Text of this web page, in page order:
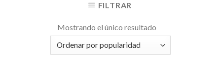
FILTRAR
Mostrando el único resultado